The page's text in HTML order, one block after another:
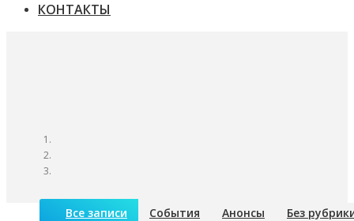
КОНТАКТЫ
Все записи События Анонсы
Без